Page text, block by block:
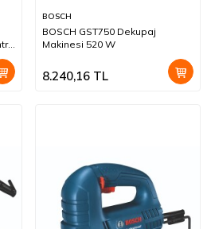
BOSCH
BOSCH GST750 Dekupaj
Makinesi 520 W
8.240,16 TL